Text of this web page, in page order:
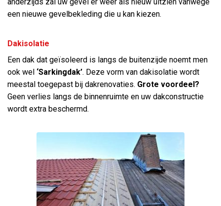
anderzijds zal uw gevel er weer als nieuw uitzien vanwege
een nieuwe gevelbekleding die u kan kiezen.
Dakisolatie
Een dak dat geïsoleerd is langs de buitenzijde noemt men
ook wel ‘Sarkingdak’. Deze vorm van dakisolatie wordt
meestal toegepast bij dakrenovaties. Grote voordeel?
Geen verlies langs de binnenruimte en uw dakconstructie
wordt extra beschermd.